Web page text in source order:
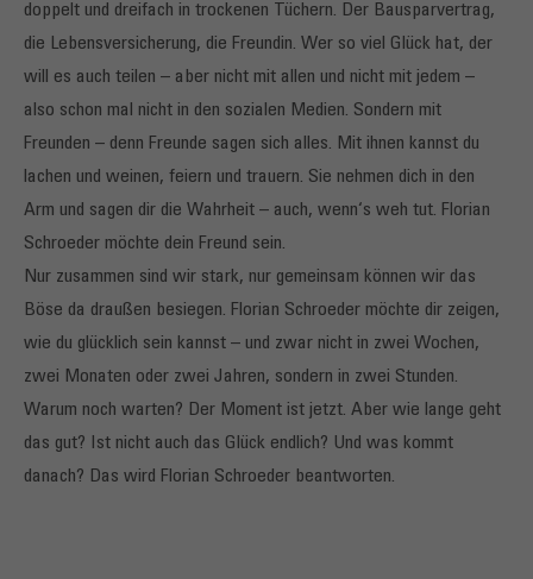
doppelt und dreifach in trockenen Tüchern. Der Bausparvertrag,
die Lebensversicherung, die Freundin. Wer so viel Glück hat, der
will es auch teilen – aber nicht mit allen und nicht mit jedem –
also schon mal nicht in den sozialen Medien. Sondern mit
Freunden – denn Freunde sagen sich alles. Mit ihnen kannst du
lachen und weinen, feiern und trauern. Sie nehmen dich in den
Arm und sagen dir die Wahrheit – auch, wenn‘s weh tut. Florian
Schroeder möchte dein Freund sein.
Nur zusammen sind wir stark, nur gemeinsam können wir das
Böse da draußen besiegen. Florian Schroeder möchte dir zeigen,
wie du glücklich sein kannst – und zwar nicht in zwei Wochen,
zwei Monaten oder zwei Jahren, sondern in zwei Stunden.
Warum noch warten? Der Moment ist jetzt. Aber wie lange geht
das gut? Ist nicht auch das Glück endlich? Und was kommt
danach? Das wird Florian Schroeder beantworten.